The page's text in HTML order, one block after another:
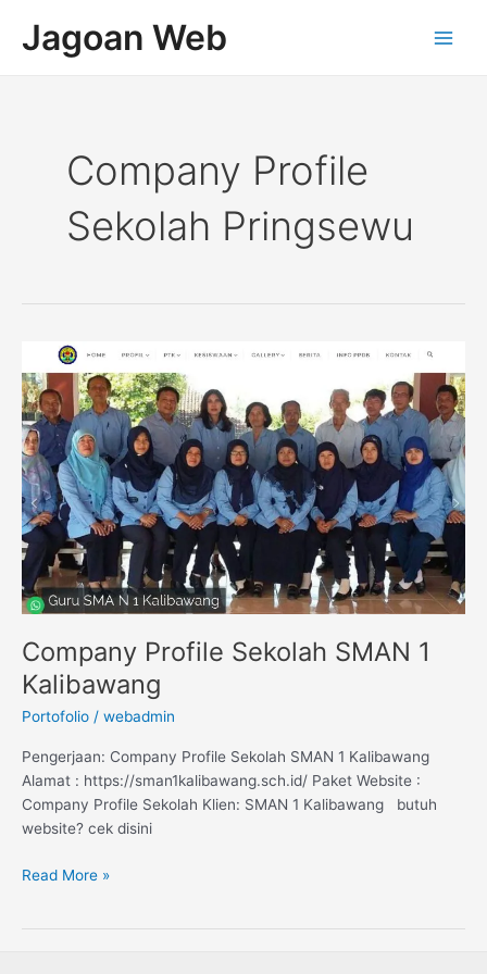
Jagoan Web
Company Profile
Sekolah Pringsewu
Company Profile Sekolah SMAN 1
Kalibawang
Portofolio / webadmin
Pengerjaan: Company Profile Sekolah SMAN 1 Kalibawang
Alamat : https://sman1kalibawang.sch.id/ Paket Website :
Company Profile Sekolah Klien: SMAN 1 Kalibawang butuh
website? cek disini
Company
Profile
Sekolah
SMAN
1
Kalibawang
Read More »